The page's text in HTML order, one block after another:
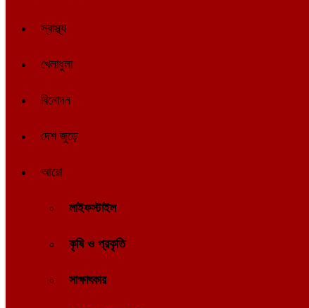
স্বাস্থ্য
খেলাধুলা
বিনোদন
দেশ জুড়ে
আরো
লাইফস্টাইল
কৃষি ও প্রকৃতি
সাক্ষাৎকার